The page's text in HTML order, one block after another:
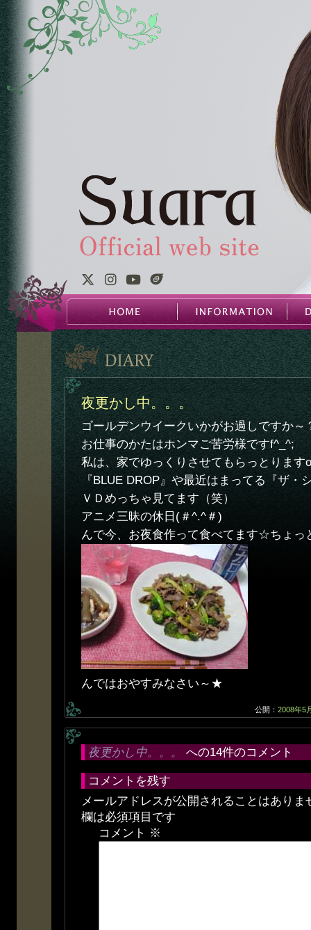
夜更かし中。。。
ゴールデンウイークいかがお過しですか～
お仕事のかたはホンマご苦労様ですf^_^;
私は、家でゆっくりさせてもらっとります
『BLUE DROP』や最近はまってる『ザ・
ＶＤめっちゃ見てます（笑）
アニメ三昧の休日(＃^.^＃)
んで今、お夜食作って食べてます☆ちょっ
んではおやすみなさい～★
公開： 2008年5
夜更かし中。。。 への14件のコメント
コメントを残す
メールアドレスが公開されることはありま
欄は必須項目です
コメント ※